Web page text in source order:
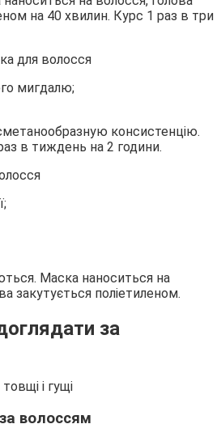
на 40 хвилин. Курс 1 раз в три
для волосся
мигдалю;
консистенцію.
в тиждень на 2 години.
Маска наноситься на
закутується поліетиленом.
за
волоссям